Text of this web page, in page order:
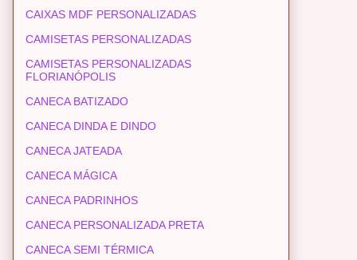
CAIXAS MDF PERSONALIZADAS
CAMISETAS PERSONALIZADAS
CAMISETAS PERSONALIZADAS
FLORIANÓPOLIS
CANECA BATIZADO
CANECA DINDA E DINDO
CANECA JATEADA
CANECA MÁGICA
CANECA PADRINHOS
CANECA PERSONALIZADA PRETA
CANECA SEMI TÉRMICA